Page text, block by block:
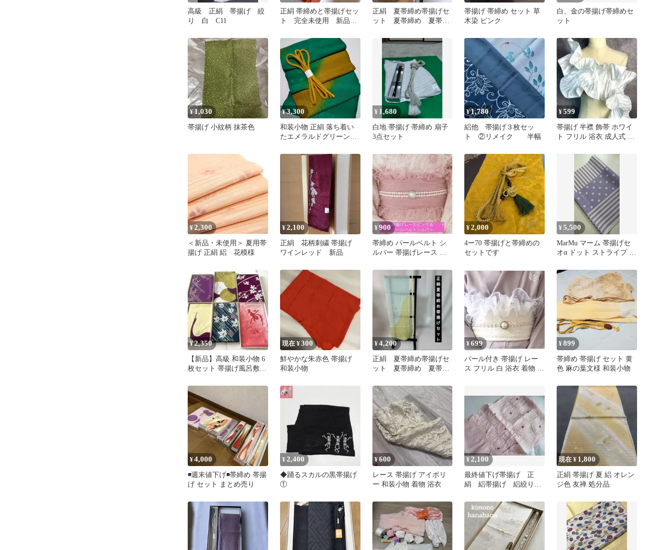
高級 正絹 帯揚げ 絞
り 白 C11
正絹 帯締めと帯揚げセッ
ト 完全未使用 新品同
正絹 夏帯締め帯揚げセ
ット 夏帯締め 夏帯揚
帯揚げ 帯締め セット 草
木染 ピンク
白、金の帯揚げ帯締めセ
ット
¥1,030
帯揚げ 小紋柄 抹茶色
¥3,300
和装小物 正絹 落ち着い
たエメラルドグリーンと
めセット
¥ 1,680
白地 帯揚げ 帯締め 扇子
3点セット
¥1,780
絽他 帯揚げ３枚セッ
ト ②リメイク 半幅
¥599
帯揚げ 半襟 飾帯 ホワイ
ト フリル 浴衣 成人式 着
¥2,300
＜新品・未使用＞ 夏用帯
揚げ 正絹 絽 花模様
¥2,100
正絹 花柄刺繍 帯揚げ
ワインレッド 新品
¥900
帯締め パールベルト シ
ルバー 帯揚げレース ピ
¥2,000
4ー70 帯揚げと帯締めの
セットです
¥5,500
MarMu マーム 帯揚げセ
オα ドット ストライプ ラ
¥2,350
【新品】高級 和装小物 6
枚セット 帯揚げ風呂敷
現在 ¥300
鮮やかな朱赤色 帯揚げ
和装小物
¥4,200
正絹 夏帯締め帯揚げセ
ット 夏帯締め 夏帯揚
¥699
パール付き 帯揚げ レー
ス フリル 白 浴衣 着物 振
¥899
帯締め 帯揚げ セット 黄
色 麻の葉文様 和装小物
¥4,000
◾️週末値下げ◾️帯締め 帯揚
げ セット まとめ売り
¥2,400
◆踊るスカルの黒帯揚げ
①
¥600
レース 帯揚げ アイボリ
ー 和装小物 着物 浴衣
¥ 2,100
最終値下げ帯揚げ 正
絹 絽帯揚げ 絽絞り帯
揚げ
現在 ¥ 1,800
正絹 帯揚げ 夏 絽 オレン
ジ色 友禅 処分品